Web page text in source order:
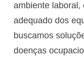
ambiente laboral,
adequado dos
buscamos
doenças